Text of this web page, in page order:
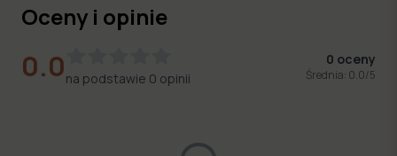
Oceny i opinie
0.0na podstawie 0 opinii
0 oceny
Średnia: 0.0/5